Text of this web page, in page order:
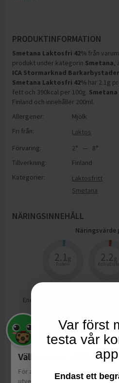
PRODUKTINFORMATION
Smetana Laktosfri 42% från
produkt under kategorin Smetana,
ICA Stormarknad
Smetana Laktosfri 42% har 2.1g
fett och 390kcal per 100g.
Finland och innehåller 200ml.
Allergener:
Mjölk
Fri från:
Laktos
Förvaring:
2° — 8°
Tillverkning:
Finland
Kategorier:
Laktosfritt
Smetana
NÄRINGSINNEHÅLL
Näringsvärde
2.1 g
Protein
2.2g
Energi
Protein
Kolhydrat
varav mättat fett
Välkommen till
För att leverera en personlig
utveckling och ha sociala medier-
Var först
testa vår
Endast ett